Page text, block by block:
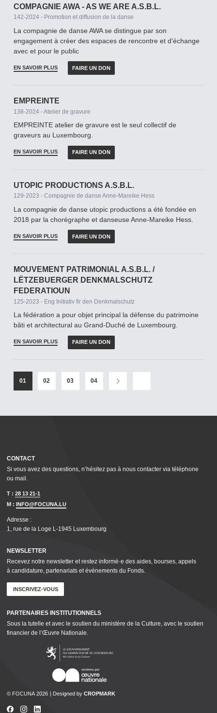
COMPAGNIE AWA - AS WE ARE A.S.B.L.
142-2024 - Promotion et diffusion de la danse
La compagnie de danse AWA se distingue par son
engagement à créer des espaces de rencontre et d'échange
avec et pour le public
EN SAVOIR PLUS FAIRE UN DON
EMPREINTE
138-2024 - Atelier de gravure
EMPREINTE atelier de gravure est le seul collectif de
graveurs au Luxembourg.
EN SAVOIR PLUS FAIRE UN DON
UTOPIC PRODUCTIONS A.S.B.L.
129-2023 - Compagnie de danse Anne-Mareike Hess
La compagnie de danse utopic productions a été fondée en
2018 par la chorégraphe et danseuse Anne-Mareike Hess.
EN SAVOIR PLUS FAIRE UN DON
MOUVEMENT PATRIMONIAL A.S.B.L. /
LËTZEBUERGER DENKMALSCHUTZ
FEDERATIOUN
125-2023 - Eng Initiativ fir den Denkmalschutz
La fédération a pour objet principal la défense du patrimoine
bâti et architectural au Grand-­Duché de Luxembourg.
EN SAVOIR PLUS FAIRE UN DON
01 02 03 04
CONTACT
Si vous avez des questions, n’hésitez pas à nous contacter via téléphone
ou mail.
T : 28 13 21-1
M :
INFO@FOCUNA.LU
Adresse :
1, rue de la Loge L‑1945 Luxembourg
NEWSLETTER
Recevez notre newsletter et restez informé·e des aides, bourses, appels
à candidature, parte­nar­i­ats et événements du Fonds.
INSCRIVEZ-VOUS
PARTENAIRES INSTI­TU­TION­NELS
Sous la tutelle et avec le soutien du ministère de la Culture, avec le soutien
financier de l’Œuvre Nationale.
© FOCUNA 2026 Designed by CROPMARK